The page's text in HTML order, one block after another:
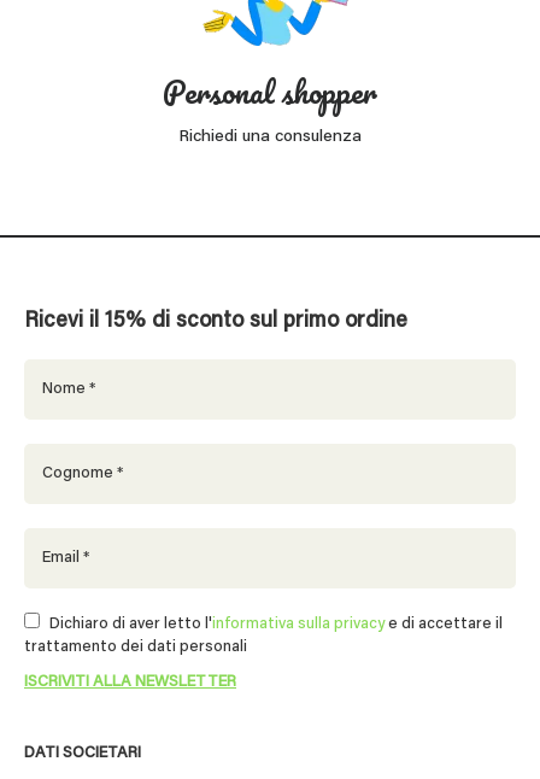
Personal shopper
Richiedi una consulenza
DATI SOCIETARI
Ricevi il 15% di sconto sul primo ordine
Dichiaro di aver letto l'informativa sulla privacye di accettare il
trattamento dei dati personali